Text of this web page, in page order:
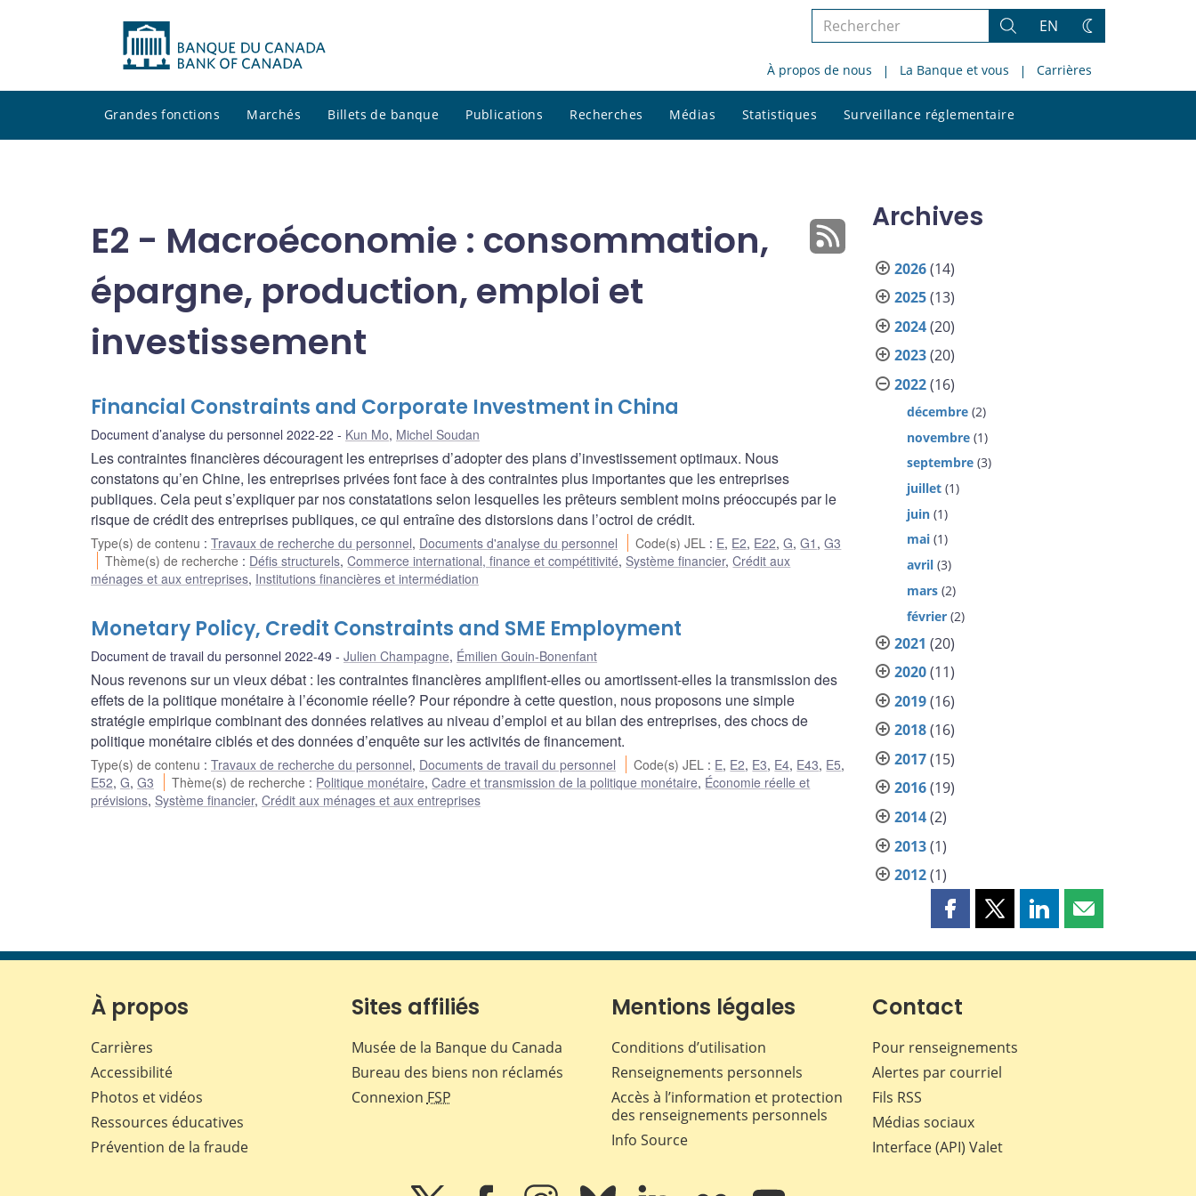
Rechercher
le
site
Rechercher
EN
Changez
thème
À propos de nous La Banque et vous Carrières
Grandes fonctions Marchés Billets de banque Publications Recherches Médias Statistiques Surveillance réglementaire
le
E2 - Macroéconomie : consommation,
épargne, production, emploi et
investissement
Financial Constraints and Corporate Investment in China
Document d’analyse du personnel 2022-22 Kun Mo, Michel Soudan
Les contraintes financières découragent les entreprises d’adopter des plans d’investissement optimaux. Nous
constatons qu’en Chine, les entreprises privées font face à des contraintes plus importantes que les entreprises
publiques. Cela peut s’expliquer par nos constatations selon lesquelles les prêteurs semblent moins préoccupés par le
risque de crédit des entreprises publiques, ce qui entraîne des distorsions dans l’octroi de crédit.
Type(s) de contenu : Travaux de recherche du personnel, Documents d'analyse du personnel Code(s) JEL : E, E2, E22,G,G1 ,G3
Thème(s) de recherche : Défis structurels,Commerce international, finance et compétitivité, Système financier,Crédit aux
ménages et aux entreprises, Institutions financières et intermédiation
Monetary Policy, Credit Constraints and SME Employment
Document de travail du personnel 2022-49 Julien Champagne, Émilien Gouin-Bonenfant
Nous revenons sur un vieux débat : les contraintes financières amplifient-elles ou amortissent-elles la transmission des
effets de la politique monétaire à l’économie réelle? Pour répondre à cette question, nous proposons une simple
stratégie empirique combinant des données relatives au niveau d’emploi et au bilan des entreprises, des chocs de
politique monétaire ciblés et des données d’enquête sur les activités de financement.
Type(s) de contenu : Travaux de recherche du personnel, Documents de travail du personnel Code(s) JEL : E, E2, E3, E4, E43, E5,
E52, G, G3 Thème(s) de recherche : Politique monétaire,Cadre et transmission de la politique monétaire, Économie réelle et
prévisions, Système financier, Crédit aux ménages et aux entreprises
Archives
2026(14)
2025(13)
2024(20)
2023(20)
2022(16)
décembre (2)
novembre (1)
septembre (3)
juillet (1)
juin (1)
mai (1)
avril (3)
mars (2)
février (2)
2021 (20)
2020(11)
2019(16)
2018(16)
2017(15)
2016(19)
2014(2)
2013(1)
2012(1)
Partager
page
Facebook
Partager
page
Partager
page
Partager
page
À propos
Carrières
Accessibilité
Photos et vidéos
Ressources éducatives
Prévention de la fraude
Sites affiliés
Musée de la Banque du Canada
Bureau des biens non réclamés
Connexion FSP
Mentions légales
Conditions d’utilisation
Renseignements personnels
Accès à l’information et protection
des renseignements personnels
Info Source
Contact
Pour renseignements
Alertes par courriel
Fils RSS
Médias sociaux
Interface (API) Valet